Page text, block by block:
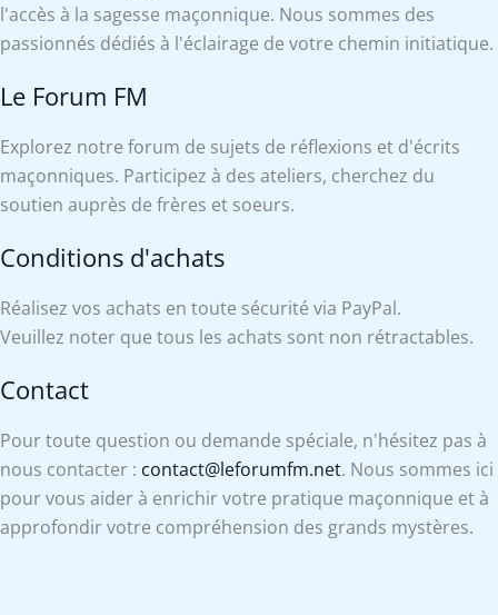
l'accès à la sagesse maçonnique. Nous sommes des
passionnés dédiés à l'éclairage de votre chemin initiatique.
Le Forum FM
Explorez notre forum de sujets de réflexions et d'écrits
maçonniques. Participez à des ateliers, cherchez du
soutien auprès de frères et soeurs.
Conditions d'achats
Réalisez vos achats en toute sécurité via PayPal.
Veuillez noter que tous les achats sont non rétractables.
Contact
Pour toute question ou demande spéciale, n'hésitez pas à
nous contacter : contact@leforumfm.net. Nous sommes ici
pour vous aider à enrichir votre pratique maçonnique et à
approfondir votre compréhension des grands mystères.